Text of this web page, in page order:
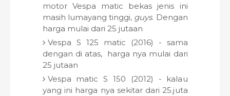
motor Vespa matic bekas jenis ini
masih lumayang tinggi, guys. Dengan
harga mulai dari 25 jutaan
Vespa S 125 matic (2016) - sama
dengan di atas, harga nya mulai dari
25 jutaan
Vespa matic S 150 (2012) - kalau
yang ini harga nya sekitar dari 25.juta